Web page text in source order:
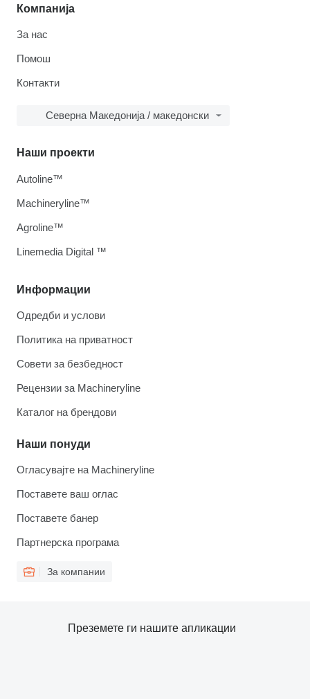
Компанија
За нас
Помош
Контакти
Северна Македонија / македонски
Информации
Одредби и услови
Политика на приватност
Совети за безбедност
Рецензии за Machineryline
Каталог на брендови
Наши понуди
Огласувајте на Machineryline
Поставете ваш оглас
Поставете банер
Партнерска програма
За компании
Наши проекти
Autoline™
Machineryline™
Agroline™
Linemedia Digital ™
Преземете ги нашите апликации